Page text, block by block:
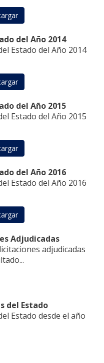
del Año 2014
Estado del Año 2014
del Año 2015
Estado del Año 2015
del Año 2016
Estado del Año 2016
Adjudicadas
adjudicadas
del Estado
Estado desde el año